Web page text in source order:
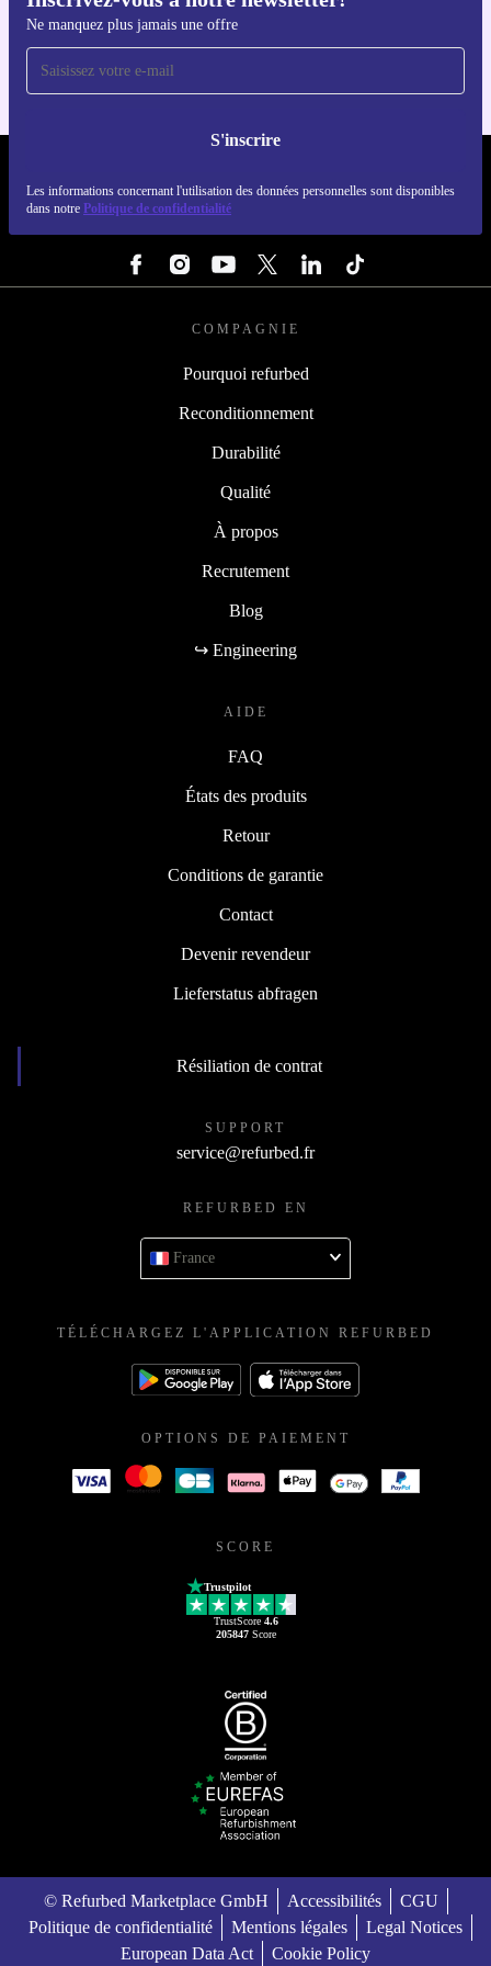
Ne manquez plus jamais une offre
S'inscrire
Les informations concernant l'utilisation des données personnelles sont disponibles
dans notre Politique de confidentialité
Téléchargez l'application refurbed
Pour iOS et Android
COMPAGNIE
Pourquoi refurbed
Reconditionnement
Durabilité
Qualité
À propos
Recrutement
Blog
↪ Engineering
AIDE
FAQ
États des produits
Retour
Conditions de garantie
Contact
Devenir revendeur
Lieferstatus abfragen
Résiliation de contrat
SUPPORT
service@refurbed.fr
REFURBED EN
France
TÉLÉCHARGEZ L'APPLICATION REFURBED
OPTIONS DE PAIEMENT
SCORE
Trustpilot
TrustScore 4.6
205847Score
© Refurbed Marketplace GmbH Accessibilités
CGU
Politique de confidentialité
Mentions légales
Legal Notices
European Data Act
Cookie Policy